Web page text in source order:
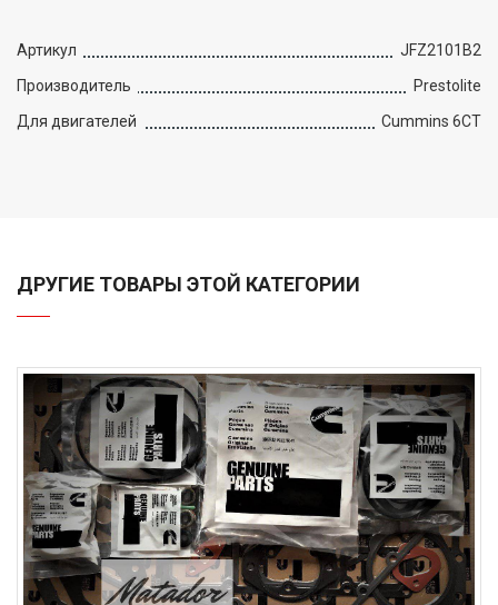
Артикул
JFZ2101B2
Производитель
Prestolite
Для двигателей
Cummins 6CT
ДРУГИЕ ТОВАРЫ ЭТОЙ КАТЕГОРИИ